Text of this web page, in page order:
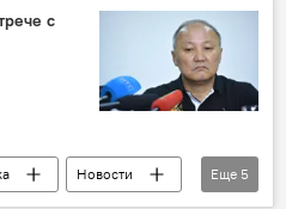
с
Новости
Еще 5